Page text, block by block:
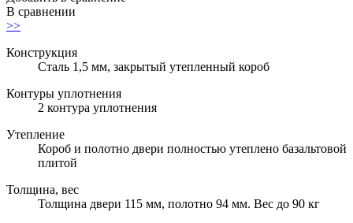
В сравнении
>>
Конструкция
Сталь 1,5 мм, закрытый утепленный короб
Контуры уплотнения
2 контура уплотнения
Утепление
Короб и полотно двери полностью утеплено базальтовой
плитой
Толщина, вес
Толщина двери 115 мм, полотно 94 мм. Вес до 90 кг